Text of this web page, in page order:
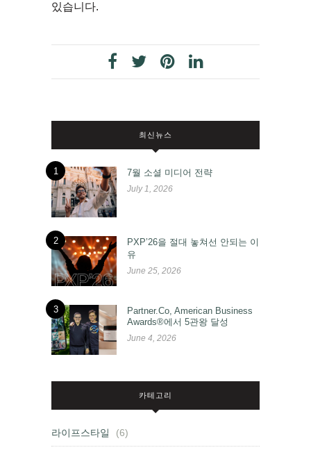
있습니다.
최신뉴스
1 7월 소셜 미디어 전략
July 1, 2026
2
PXP’26을 절대 놓쳐선 안되는 이
유
June 25, 2026
3
Partner.Co, American Business
Awards®에서 5관왕 달성
June 4, 2026
카테고리
라이프스타일 (6)